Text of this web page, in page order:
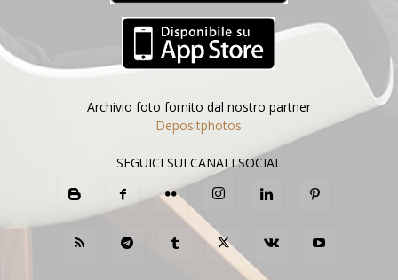
Archivio foto fornito dal nostro partner
Depositphotos
SEGUICI SUI CANALI SOCIAL